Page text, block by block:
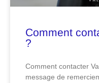
Comment
?
Comment contacter
message de